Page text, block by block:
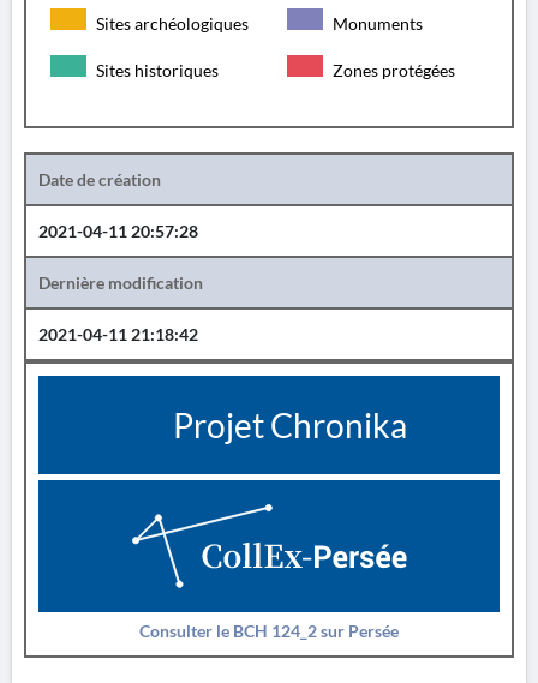
Sites archéologiques Monuments
Sites historiques Zones protégées
Date de création
2021-04-11 20:57:28
Dernière modification
2021-04-11 21:18:42
Projet Chronika
Consulter le BCH 124_2 sur Persée